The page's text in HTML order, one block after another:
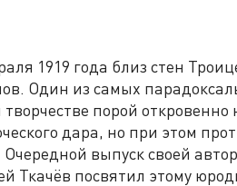
1919 года близ стен
Один из самых
творчестве порой
дара, но при этом
выпуск своей
Ткачёв посвятил этому